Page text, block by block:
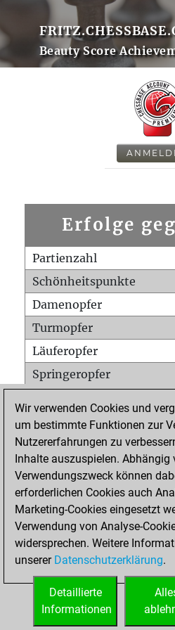
Beauty Score
Erfolge
Partienzahl
Schönheitspunkte
Damenopfer
Turmopfer
Läuferopfer
Springeropfer
Matt auf vollem Brett
Bauer setzt Matt
Erstickte Matts
Unterverwandlungen
Türme auf der siebten
STARTSEITE
Wir verwenden Cookies und
um bestimmte Funktionen zur
Nutzererfahrungen zu
Inhalte auszuspielen. Abhängig
Verwendungszweck können
erforderlichen Cookies auch
Marketing-Cookies eingesetzt
Verwendung von Analyse-
widersprechen. Weitere
unserer Datenschutzerklärung.
Detaillierte
Informationen